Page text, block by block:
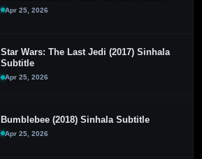
Apr 25, 2026
Star Wars: The Last Jedi (2017) Sinhala
Subtitle
Apr 25, 2026
Bumblebee (2018) Sinhala Subtitle
Apr 25, 2026